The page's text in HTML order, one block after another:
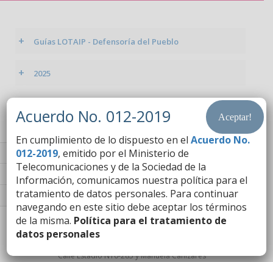
+ Guías LOTAIP - Defensoría del Pueblo
+ 2025
Contacto Ciudadano
Proyecto Personajes Emblemáticos
Sistema Nacional de Información (SNI)
Calle Estadio N10-285 y Manuela Cañizares
Acuerdo No. 012-2019
En cumplimiento de lo dispuesto en el Acuerdo No.
012-2019, emitido por el Ministerio de
Telecomunicaciones y de la Sociedad de la
Información, comunicamos nuestra política para el
tratamiento de datos personales. Para continuar
navegando en este sitio debe aceptar los términos
de la misma. Política para el tratamiento de
datos personales
Aceptar!